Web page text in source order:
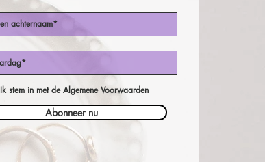
Ik stem in met de Algemene Voorwaarden
Abonneer nu